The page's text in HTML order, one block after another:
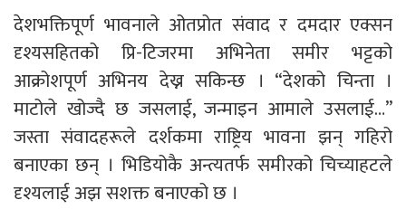
देशभक्तिपूर्ण भावनाले ओतप्रोत संवाद र दमदार एक्सन
दृश्यसहितको प्रि-टिजरमा अभिनेता समीर भट्टको
आक्रोशपूर्ण अभिनय देख्न सकिन्छ । “देशको चिन्ता ।
माटोले खोज्दै छ जसलाई, जन्माइन आमाले उसलाई…”
जस्ता संवादहरूले दर्शकमा राष्ट्रिय भावना झन् गहिरो
बनाएका छन् । भिडियोकै अन्त्यतर्फ समीरको चिच्याहटले
दृश्यलाई अझ सशक्त बनाएको छ ।